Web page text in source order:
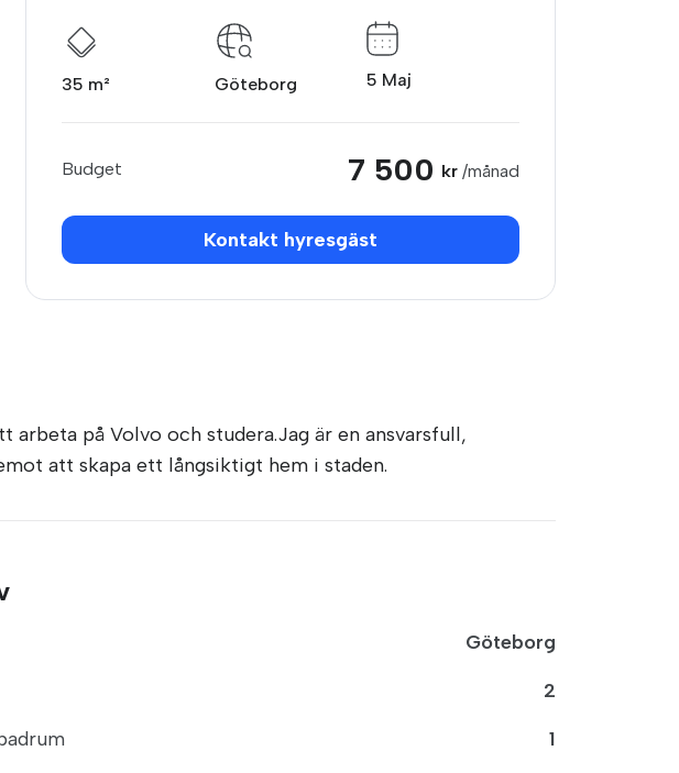
35 m² Göteborg 5 Maj
Budget 7 500 kr /månad
Kontakt hyresgäst
på Volvo och studera.Jag är en ansvarsfull,
att skapa ett långsiktigt hem i staden.
Göteborg
2
1